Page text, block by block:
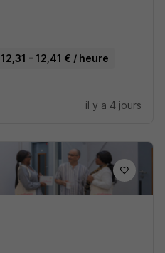
12,31 - 12,41 € / heure
il y a 4 jours